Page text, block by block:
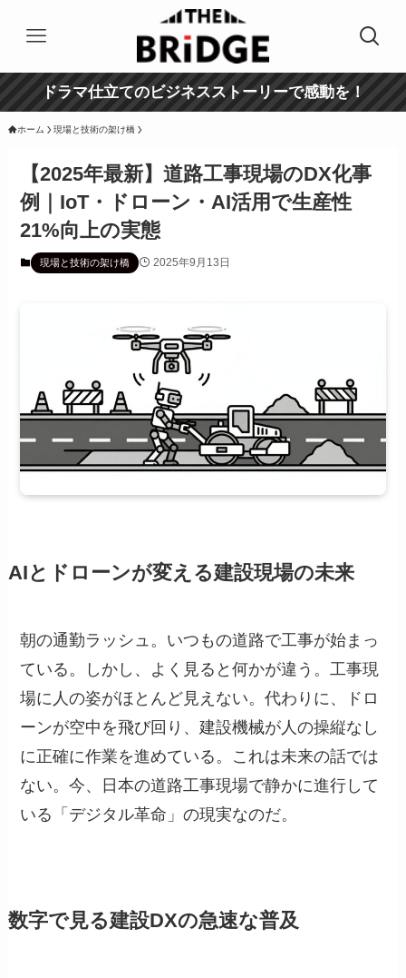
ドラマ仕立てのビジネスストーリーで感動を！
ホーム 現場と技術の架け橋
【2025年最新】道路工事現場のDX化事
例｜IoT・ドローン・AI活用で生産性
21%向上の実態
現場と技術の架け橋 2025年9月13日
AIとドローンが変える建設現場の未来
朝の通勤ラッシュ。いつもの道路で工事が始まっ
ている。しかし、よく見ると何かが違う。工事現
場に人の姿がほとんど見えない。代わりに、ドロ
ーンが空中を飛び回り、建設機械が人の操縦なし
に正確に作業を進めている。これは未来の話では
ない。今、日本の道路工事現場で静かに進行して
いる「デジタル革命」の現実なのだ。
数字で見る建設DXの急速な普及